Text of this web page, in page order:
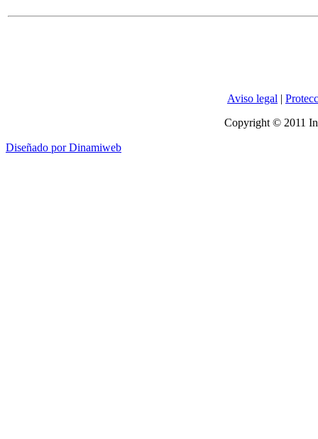
Aviso legal |
Copyright © 2011
Diseñado por Dinamiweb